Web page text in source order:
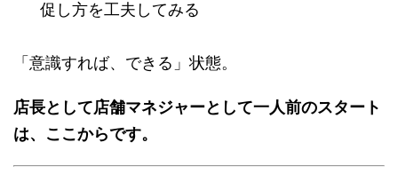
促し方を工夫してみる
「意識すれば、できる」状態。
店長として店舗マネジャーとして一人前のスタート
は、ここからです。